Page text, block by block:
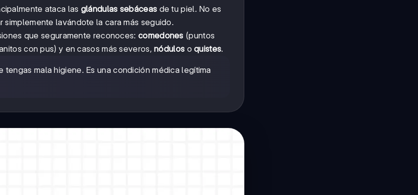
ataca las glándulas sebáceas de tu piel. No es
lavándote la cara más seguido.
que seguramente reconoces: comedones (puntos
con pus) y en casos más severos,nódulos oquistes.
mala higiene. Es una condición médica legítima